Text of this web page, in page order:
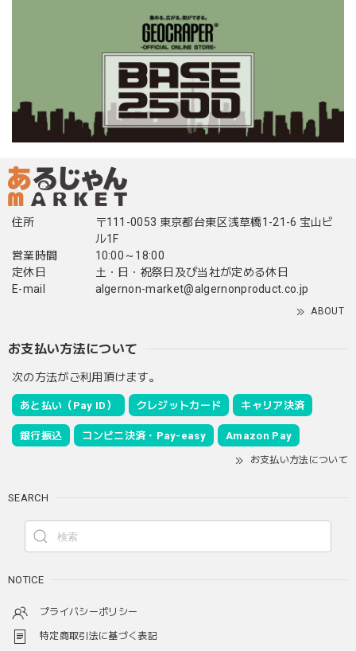
住所
〒111-0053 東京都台東区浅草橋1-21-6 宝山ビ
ル1F
営業時間
10:00～18:00
定休日
土・日・祝祭日及び当社が定める休日
E-mail
algernon-market@algernonproduct.co.jp
ABOUT
お支払い方法について
次の方法がご利用頂けます。
あと払い（Pay ID） クレジットカード キャリア決済
銀行振込 コンビニ決済・Pay-easy Amazon Pay
お支払い方法について
SEARCH
NOTICE
プライバシーポリシー
特定商取引法に基づく表記